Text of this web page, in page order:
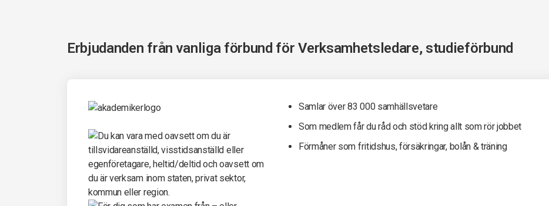
Erbjudanden från vanliga förbund förVerksamhetsledare, studieförbund
Samlar över 83 000 samhällsvetare
Som medlem får du råd och stöd kring allt som rör jobbet
Förmåner som fritidshus, försäkringar, bolån & träning